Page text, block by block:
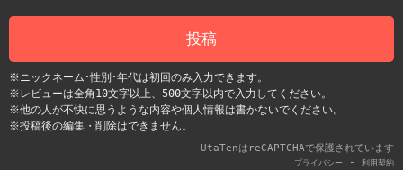
投稿
※ニックネーム･性別･年代は初回のみ入力できます。
※レビューは全角10文字以上、500文字以内で入力してください。
※他の人が不快に思うような内容や個人情報は書かないでください。
※投稿後の編集・削除はできません。
UtaTenはreCAPTCHAで保護されています
プライバシー - 利用契約